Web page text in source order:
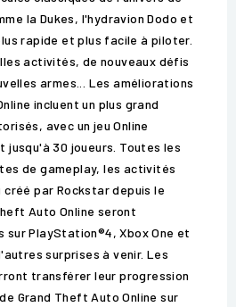
la Dukes, l'hydravion Dodo et
rapide et plus facile à piloter.
activités, de nouveaux défis
armes... Les améliorations
incluent un plus grand
avec un jeu Online
jusqu'à 30 joueurs. Toutes les
de gameplay, les activités
par Rockstar depuis le
Auto Online seront
sur PlayStation®4, Xbox One et
surprises à venir. Les
transférer leur progression
Grand Theft Auto Online sur